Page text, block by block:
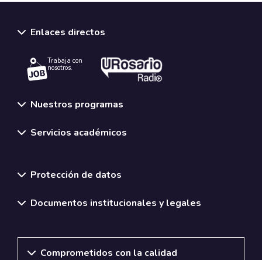
Enlaces directos
Trabaja con
nosotros.
Nuestros programas
Servicios académicos
Protección de datos
Documentos institucionales y legales
Comprometidos con la calidad